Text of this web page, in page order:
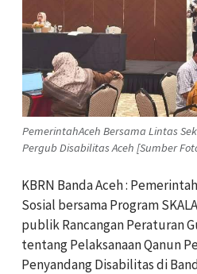
PemerintahAceh Bersama Lintas
Pergub Disabilitas Aceh [Sumber
KBRN Banda Aceh :
Sosial bersama Program
publik Rancangan Peraturan
tentang Pelaksanaan Qanun
Penyandang Disabilitas di